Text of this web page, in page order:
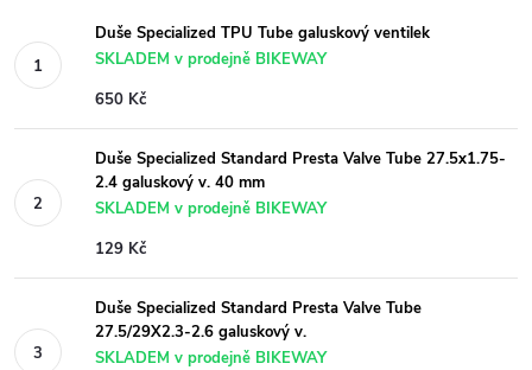
Duše Specialized TPU Tube galuskový ventilek
SKLADEM v prodejně BIKEWAY
650 Kč
Duše Specialized Standard Presta Valve Tube 27.5x1.75-
2.4 galuskový v. 40 mm
SKLADEM v prodejně BIKEWAY
129 Kč
Duše Specialized Standard Presta Valve Tube
27.5/29X2.3-2.6 galuskový v.
SKLADEM v prodejně BIKEWAY